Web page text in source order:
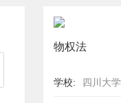
物权法
学校: 四川大学